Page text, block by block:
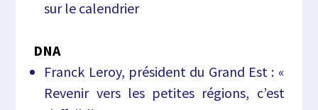
sur le calendrier
DNA
Franck Leroy, président du Grand Est : «
Revenir vers les petites régions, c’est